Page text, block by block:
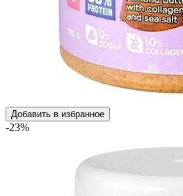
Добавить в избранное
-23%